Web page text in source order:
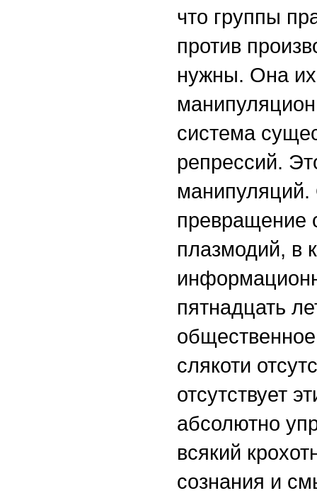
что группы
против
нужны. Она
система
репрессий.
превращение
плазмодий, в
пятнадцать
слякоти
отсутствует
абсолютно
всякий
сознания и